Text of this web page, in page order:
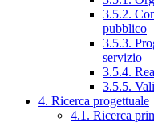
3.5.2.
pubblico
3.5.3.
servizio
3.5.4.
3.5.5.
4. Ricerca progettuale
4.1. Ricerca